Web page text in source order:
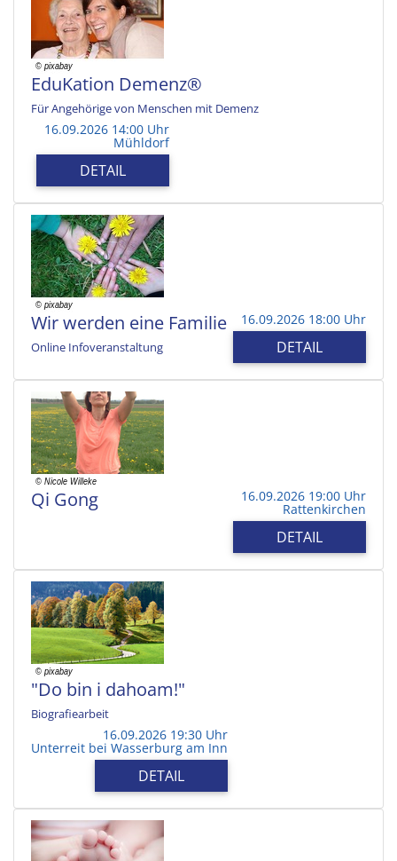
EduKation Demenz®
Für Angehörige von Menschen mit Demenz
16.09.2026 14:00 Uhr
Mühldorf
DETAIL
Wir werden eine Familie
Online Infoveranstaltung
16.09.2026 18:00 Uhr
DETAIL
Qi Gong 16.09.2026 19:00 Uhr
Rattenkirchen
DETAIL
"Do bin i dahoam!"
Biografiearbeit
16.09.2026 19:30 Uhr
Unterreit bei Wasserburg am Inn
DETAIL